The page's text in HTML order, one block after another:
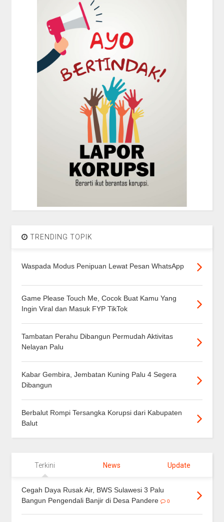
TRENDING TOPIK
Waspada Modus Penipuan Lewat Pesan WhatsApp
Game Please Touch Me, Cocok Buat Kamu Yang
Ingin Viral dan Masuk FYP TikTok
Tambatan Perahu Dibangun Permudah Aktivitas
Nelayan Palu
Kabar Gembira, Jembatan Kuning Palu 4 Segera
Dibangun
Berbalut Rompi Tersangka Korupsi dari Kabupaten
Balut
Terkini News Update
Cegah Daya Rusak Air, BWS Sulawesi 3 Palu
Bangun Pengendali Banjir di Desa Pandere
0